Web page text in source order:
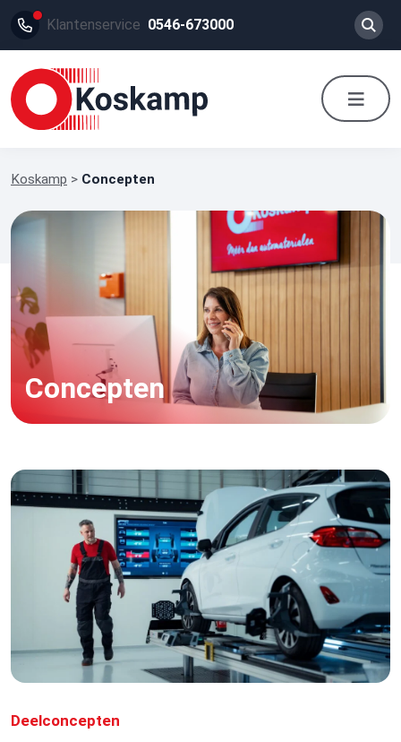
Klantenservice 0546-673000
Koskamp > Concepten
Concepten
Deelconcepten